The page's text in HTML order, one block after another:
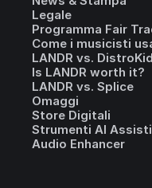
Legale
Programma Fair
Come i musicisti
LANDR vs. DistroKid
Is LANDR worth it?
LANDR vs. Splice
Omaggi
Store Digitali
Strumenti AI
Audio Enhancer